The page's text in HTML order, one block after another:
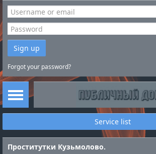
Sign up
Forgot your password?
Service list
Проститутки Кузьмолово.